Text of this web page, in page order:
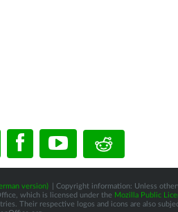
version)
| Copyright information: Unless
which is licensed under the Mozilla Public
Their respective logos and icons are also